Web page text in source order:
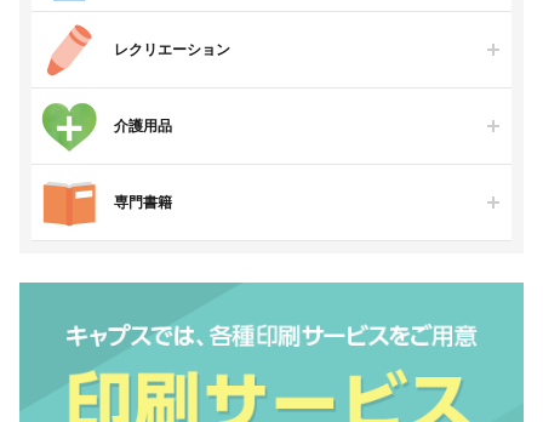
レクリエーション
介護用品
専門書籍